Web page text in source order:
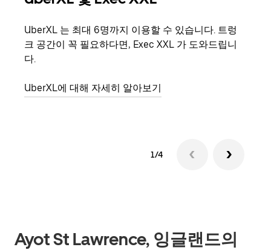
UberXL 는 최대 6명까지 이용할 수 있습니다. 트렁
크 공간이 꼭 필요하다면, Exec XXL 가 도와드립니
다.
UberXL에 대해 자세히 알아보기
1/4
Ayot St Lawrence, 잉글랜드의